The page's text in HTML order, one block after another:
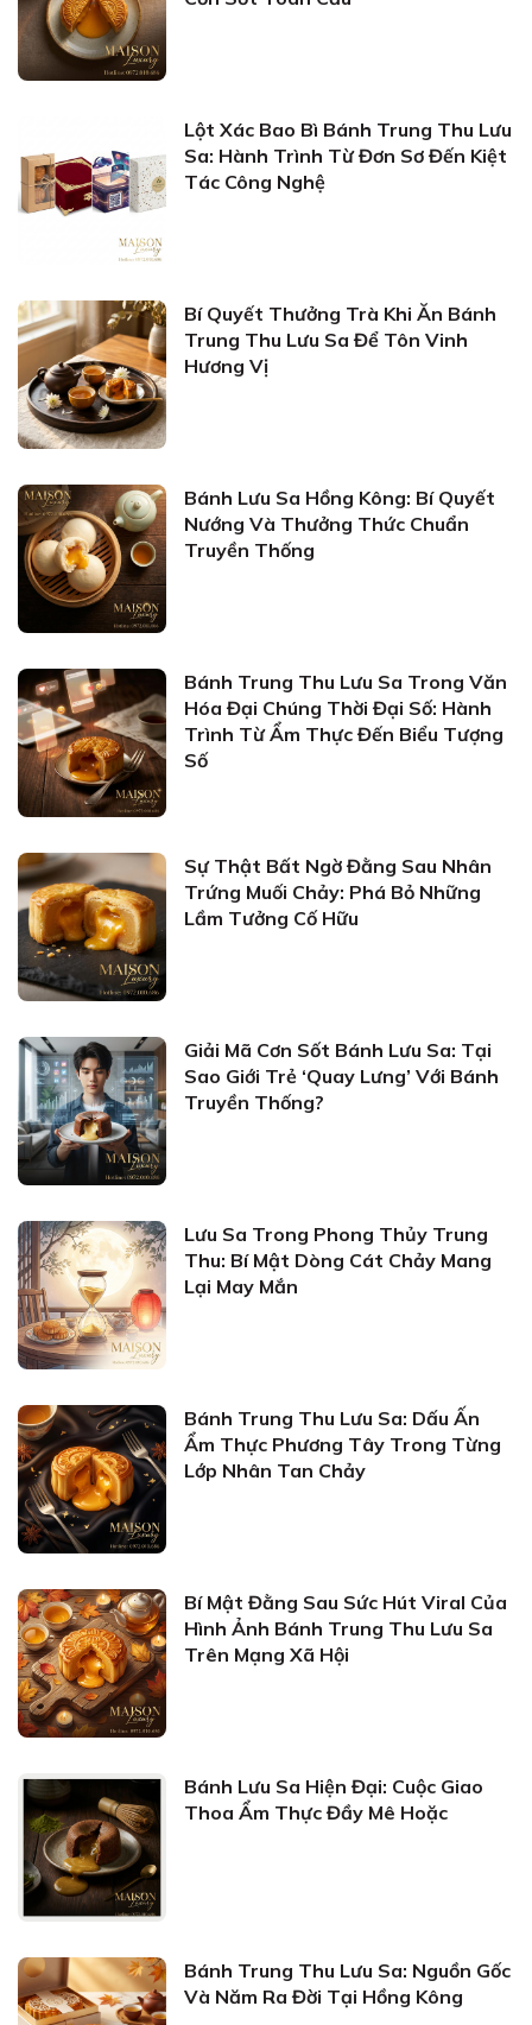
Lột Xác Bao Bì Bánh Trung Thu Lưu
Sa: Hành Trình Từ Đơn Sơ Đến Kiệt
Tác Công Nghệ
Bí Quyết Thưởng Trà Khi Ăn Bánh
Trung Thu Lưu Sa Để Tôn Vinh
Hương Vị
Bánh Lưu Sa Hồng Kông: Bí Quyết
Nướng Và Thưởng Thức Chuẩn
Truyền Thống
Bánh Trung Thu Lưu Sa Trong Văn
Hóa Đại Chúng Thời Đại Số: Hành
Trình Từ Ẩm Thực Đến Biểu Tượng
Số
Sự Thật Bất Ngờ Đằng Sau Nhân
Trứng Muối Chảy: Phá Bỏ Những
Lầm Tưởng Cố Hữu
Giải Mã Cơn Sốt Bánh Lưu Sa: Tại
Sao Giới Trẻ ‘Quay Lưng’ Với Bánh
Truyền Thống?
Lưu Sa Trong Phong Thủy Trung
Thu: Bí Mật Dòng Cát Chảy Mang
Lại May Mắn
Bánh Trung Thu Lưu Sa: Dấu Ấn
Ẩm Thực Phương Tây Trong Từng
Lớp Nhân Tan Chảy
Bí Mật Đằng Sau Sức Hút Viral Của
Hình Ảnh Bánh Trung Thu Lưu Sa
Trên Mạng Xã Hội
Bánh Lưu Sa Hiện Đại: Cuộc Giao
Thoa Ẩm Thực Đầy Mê Hoặc
Bánh Trung Thu Lưu Sa: Nguồn Gốc
Và Năm Ra Đời Tại Hồng Kông